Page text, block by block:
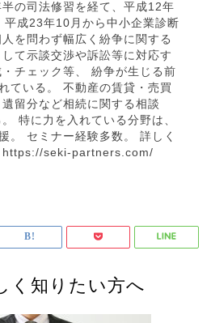
の司法修習を経て、平成12年
平成23年10月から中小企業診断
を問わず幅広く紛争に関する
て示談交渉や訴訟等に対応す
チェック等、 紛争が生じる前
ている。 不動産の賃貸・売買
留分など相続に関する相談
特に力を入れている分野は、
。 セミナー経験多数。 詳しく
seki-partners.com/
く知りたい方へ